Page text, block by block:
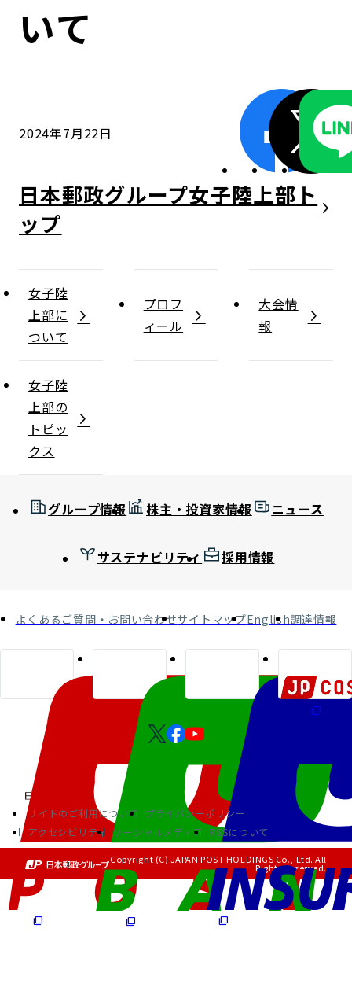
ガバナンス
いて
2024年7月22日
日本郵政グループ女子陸上部
女子陸
上部に
ついて
プロフ
ィール
大会情
報
女子陸
上部の
トピッ
クス
グループ情報 株主・投資家情報 ニュース
サステナビリティ 採用情報
よくあるご質問・お問い合わせサイトマップEnglish調達情報
サイトのご利用について
プライバシーポリシー
アクセシビリティ
ソーシャルメディア RSSについて
Copyright (C) JAPAN POST HOLDINGS Co., Ltd. All
Rights Reserved.